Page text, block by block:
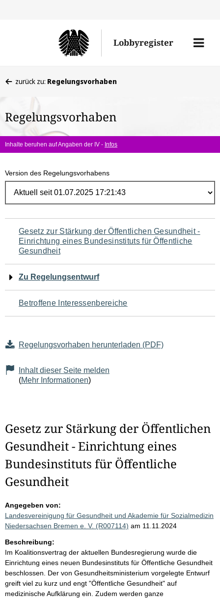
Lobbyregister
Menü
befinden
hier:
zurück zu: Regelungsvorhaben
Regelungsvorhaben
Inhalte beruhen auf Angaben der IV - Infos
Version des Regelungsvorhabens
Navigation
für
den
Seiteninhalt
Gesetz zur Stärkung der Öffentlichen Gesundheit -
Einrichtung eines Bundesinstituts für Öffentliche
Gesundheit
Zu Regelungsentwurf
Betroffene Interessenbereiche
Regelungsvorhaben herunterladen (PDF)
Inhalt dieser Seite melden
(Mehr Informationen)
Gesetz zur Stärkung der Öffentlichen
Gesundheit - Einrichtung eines
Bundesinstituts für Öffentliche
Gesundheit
Angegeben von:
Landesvereinigung für Gesundheit und Akademie für Sozialmedizin
Niedersachsen Bremen e. V. (R007114) am 11.11.2024
Beschreibung:
Im Koalitionsvertrag der aktuellen Bundesregierung wurde die
Einrichtung eines neuen Bundesinstituts für Öffentliche Gesundheit
beschlossen. Der von Gesundheitsministerium vorgelegte Entwurf
greift viel zu kurz und engt "Öffentliche Gesundheit" auf
medizinische Aufklärung ein. Zudem werden ganze